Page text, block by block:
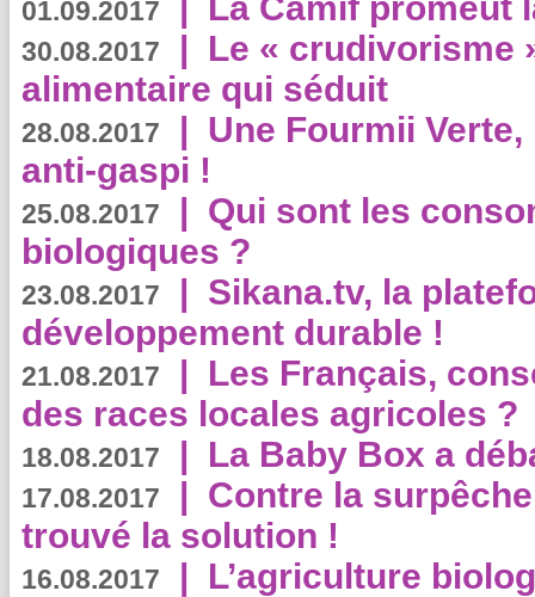
01.09.2017
30.08.2017 | Le « crudivorisme
alimentaire qui séduit
28.08.2017 | Une Fourmii
anti-gaspi !
25.08.2017 | Qui sont les
biologiques ?
23.08.2017 | Sikana.tv, la
développement durable !
21.08.2017 | Les Français,
des races locales agricoles ?
18.08.2017 | La Baby Box a
17.08.2017 | Contre la
trouvé la solution !
16.08.2017 | L’agriculture